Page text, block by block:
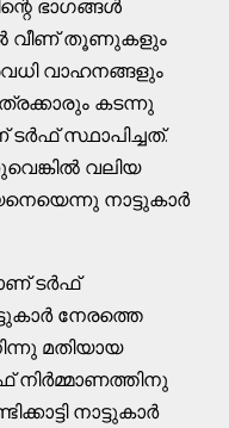
ഭാഗങ്ങള്‍
വീണ് തൂണുകളും
വാഹനങ്ങളും
കടന്നു
സ്ഥാപിച്ചത്.
വലിയ
നാട്ടുകാര്‍
ടര്‍ഫ്
നേരത്തെ
മതിയായ
നിര്‍മ്മാണത്തിനു
നാട്ടുകാര്‍